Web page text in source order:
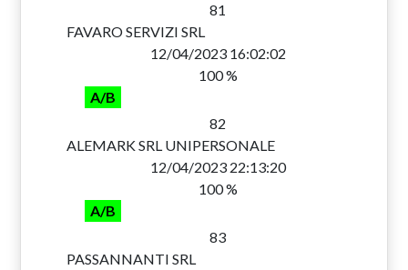
81
FAVARO SERVIZI SRL
12/04/2023 16:02:02
100 %
A/B
82
ALEMARK SRL UNIPERSONALE
12/04/2023 22:13:20
100 %
A/B
83
PASSANNANTI SRL